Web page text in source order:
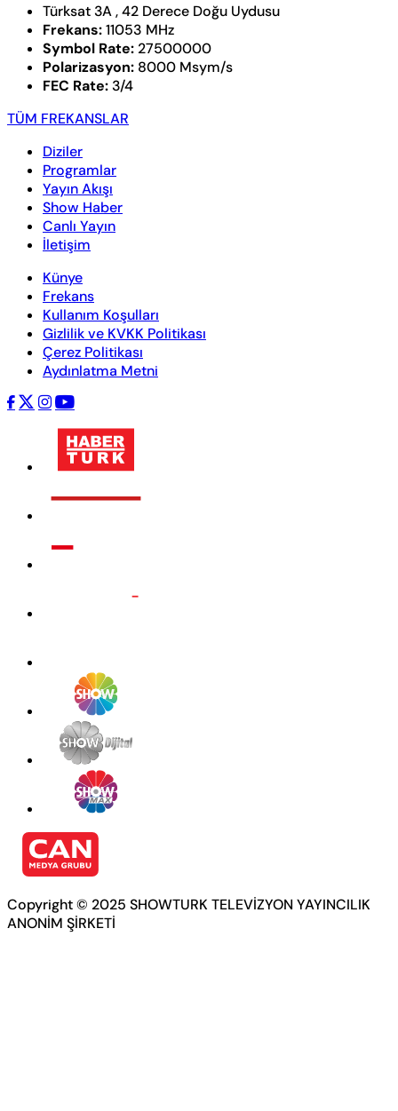
Türksat 3A , 42 Derece Doğu Uydusu
Frekans:11053 MHz
Symbol Rate: 27500000
Polarizasyon: 8000 Msym/s
FEC Rate: 3/4
TÜM FREKANSLAR
Diziler
Programlar
Yayın Akışı
Show Haber
Canlı Yayın
İletişim
Künye
Frekans
Kullanım Koşulları
Gizlilik ve KVKK Politikası
Çerez Politikası
Aydınlatma Metni
Copyright © 2025 SHOWTURK TELEVİZYON YAYINCILIK
ANONİM ŞİRKETİ